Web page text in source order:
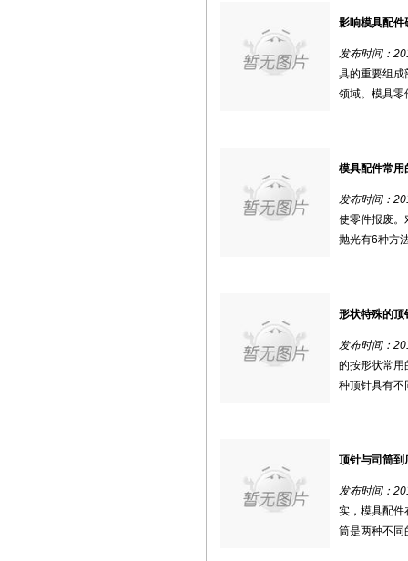
影响模具配件
发布时间：
具的重要组成
领域。模具零
模具配件常用
发布时间：
使零件报废。
抛光有6种方
形状特殊的
发布时间：
的按形状常用
种顶针具有不
顶针与司筒到
发布时间：
实，模具配件
筒是两种不同